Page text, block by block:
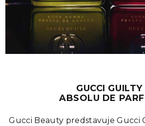
GUCCI GUILTY
ABSOLU DE
Gucci Beauty predstavuje Gucci